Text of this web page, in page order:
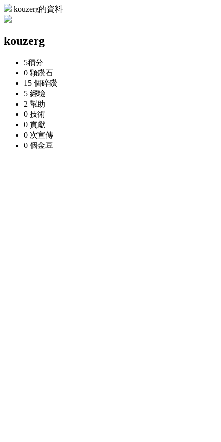
kouzerg的資料
kouzerg
5積分
0 顆鑽石
15 個碎鑽
5 經驗
2 幫助
0 技術
0 貢獻
0 次宣傳
0 個金豆